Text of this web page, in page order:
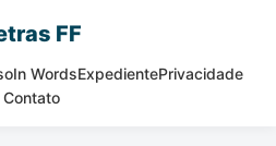
FF
In WordsExpedientePrivacidade
Contato